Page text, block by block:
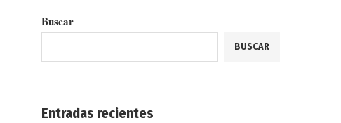
Buscar
BUSCAR
Entradas recientes